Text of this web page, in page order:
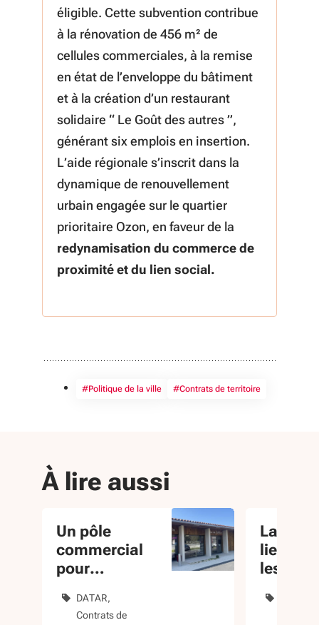
éligible. Cette subvention contribue
à la rénovation de 456 m² de
cellules commerciales, à la remise
en état de l’enveloppe du bâtiment
et à la création d’un restaurant
solidaire “ Le Goût des autres ”,
générant six emplois en insertion.
L’aide régionale s’inscrit dans la
dynamique de renouvellement
urbain engagée sur le quartier
prioritaire Ozon, en faveur de la
redynamisation du commerce de
proximité et du lien social.
#Politique de la ville #Contrats de territoire
À lire aussi
Un pôle
commercial
pour
le village
DATAR
Contrats de
La
lieu de
les